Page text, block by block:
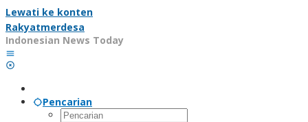
Lewati ke konten
Rakyatmerdesa
Indonesian News Today
Pencarian